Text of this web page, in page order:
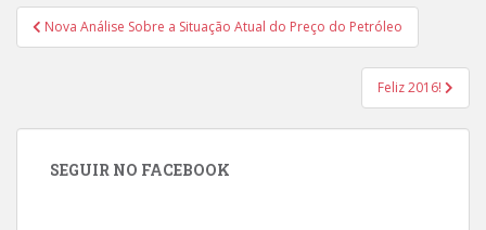
Navegação
de
Nova Análise Sobre a Situação Atual do Preço do Petróleo
Feliz 2016!
SEGUIR NO FACEBOOK